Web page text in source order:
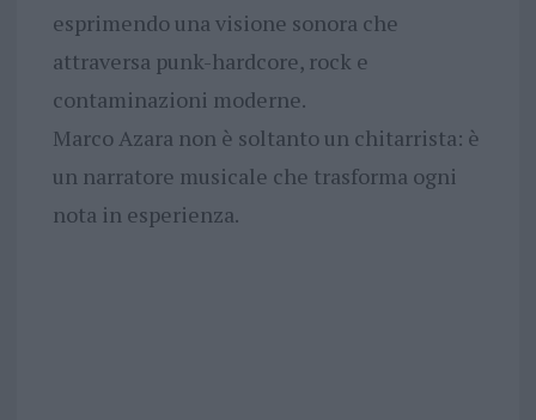
esprimendo una visione sonora che
attraversa punk-hardcore, rock e
contaminazioni moderne.
Marco Azara non è soltanto un chitarrista: è
un narratore musicale che trasforma ogni
nota in esperienza.